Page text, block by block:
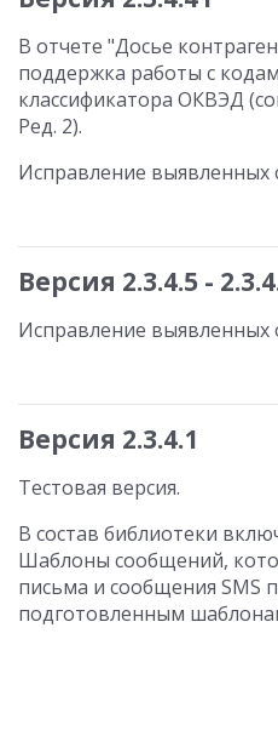
В отчете "Досье
поддержка работы с
классификатора ОКВЭД
Ред. 2).
Исправление выявленных
Версия 2.3.4.5 -
Исправление выявленных
Версия 2.3.4.1
Тестовая версия.
В состав библиотеки
Шаблоны сообщений,
письма и сообщения SMS
подготовленным